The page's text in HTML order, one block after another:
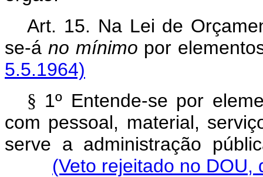
Art. 15. Na Lei de
se-á no mínimo por
5.5.1964)
§ 1º Entende-se por
com pessoal, material,
serve a administração
(Veto rejeitado no